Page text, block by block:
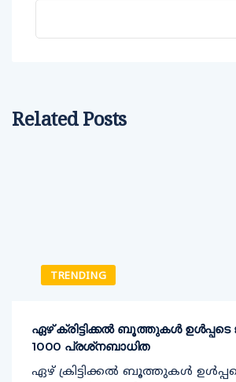
Related Posts
TRENDING
ഏഴ് ക്രിട്ടിക്കല്‍ ബൂത്തുകള്‍ ഉള്‍പ്പടെ
1000 പ്രശ്‌നബാധിത
ഏഴ് ക്രിട്ടിക്കല്‍ ബൂത്തുകള്‍